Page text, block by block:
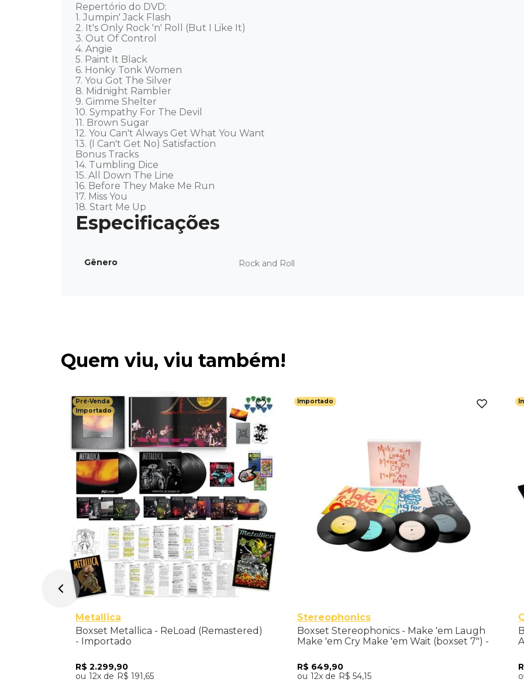
Repertório do DVD:
1. Jumpin' Jack Flash
2. It's Only Rock 'n' Roll (But I Like It)
3. Out Of Control
4. Angie
5. Paint It Black
6. Honky Tonk Women
7. You Got The Silver
8. Midnight Rambler
9. Gimme Shelter
10. Sympathy For The Devil
11. Brown Sugar
12. You Can't Always Get What You Want
13. (I Can't Get No) Satisfaction
Bonus Tracks
14. Tumbling Dice
15. All Down The Line
16. Before They Make Me Run
17. Miss You
18. Start Me Up
Gênero Rock and Roll
Quem viu, viu também!
Pré-Venda
Importado
Metallica
Boxset Metallica - ReLoad (Remastered)
- Importado
R$ 2.299,90
12
R$ 191,65
Importado
Stereophonics
Boxset Stereophonics - Make 'em Laugh
Make 'em Cry Make 'em Wait (boxset 7") -
R$ 649,90
12
R$ 54,15